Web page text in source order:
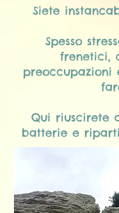
Siete
Spesso
frenetici,
preoccupazioni
Qui riuscirete
batterie e